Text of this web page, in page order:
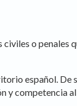
civiles o
español.
al